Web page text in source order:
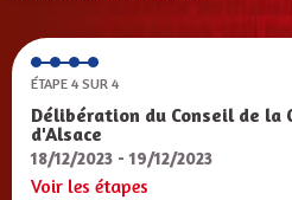
ÉTAPE 4 SUR 4
Délibération du Conseil de la
d'Alsace
18/12/2023 - 19/12/2023
Voir les étapes